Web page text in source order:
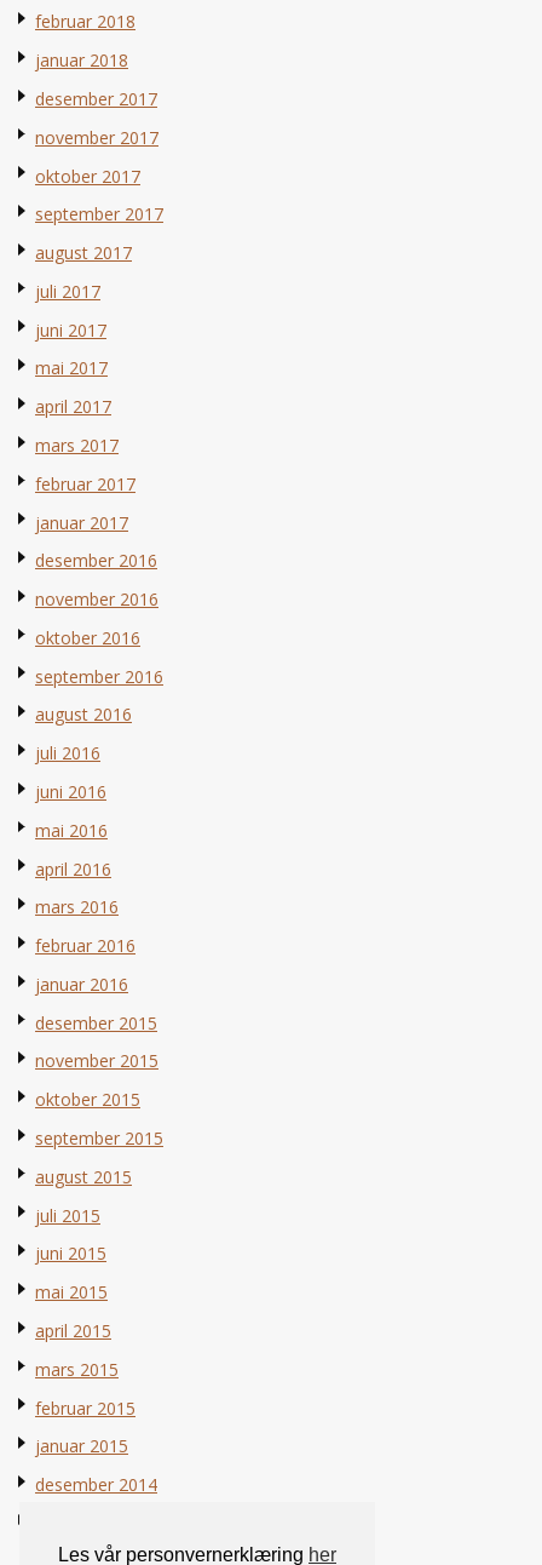
Les vår personvernerklæring her
februar 2018
januar 2018
desember 2017
november 2017
oktober 2017
september 2017
august 2017
juli 2017
juni 2017
mai 2017
april 2017
mars 2017
februar 2017
januar 2017
desember 2016
november 2016
oktober 2016
september 2016
august 2016
juli 2016
juni 2016
mai 2016
april 2016
mars 2016
februar 2016
januar 2016
desember 2015
november 2015
oktober 2015
september 2015
august 2015
juli 2015
juni 2015
mai 2015
april 2015
mars 2015
februar 2015
januar 2015
desember 2014